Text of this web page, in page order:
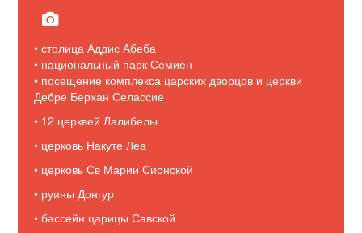
• столица Аддис Абеба
• национальный парк Семиен
• посещение комплекса царских дворцов и церкви
Дебре Берхан Селассие
• 12 церквей Лалибелы
• церковь Накуте Леа
• церковь Св Марии Сионской
• руины Донгур
• бассейн царицы Савской